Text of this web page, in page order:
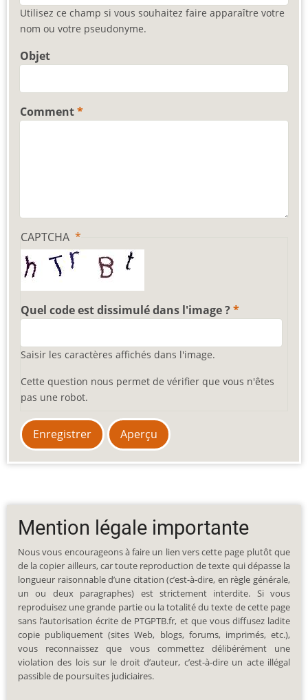
Utilisez ce champ si vous souhaitez faire apparaître votre
nom ou votre pseudonyme.
Objet
Comment
CAPTCHA
Quel code est dissimulé dans l'image ?
Saisir les caractères affichés dans l'image.
Cette question nous permet de vérifier que vous n'êtes
pas une robot.
Mention légale importante
Nous vous encourageons à faire un lien vers cette page plutôt que
de la copier ailleurs, car toute reproduction de texte qui dépasse la
longueur raisonnable d’une citation (c’est-à-dire, en règle générale,
un ou deux paragraphes) est strictement interdite. Si vous
reproduisez une grande partie ou la totalité du texte de cette page
sans l’autorisation écrite de PTGPTB.fr, et que vous diffusez ladite
copie publiquement (sites Web, blogs, forums, imprimés, etc.),
vous reconnaissez que vous commettez délibérément une
violation des lois sur le droit d’auteur, c’est-à-dire un acte illégal
passible de poursuites judiciaires.